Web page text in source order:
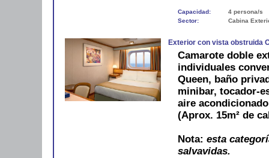
Capacidad:
4 persona/s
Sector:
Cabina
Exterior con vista obstruida
Camarote doble
individuales
Queen, baño
minibar, tocador-
aire
(Aprox. 15m² de
Nota: esta
salvavidas.